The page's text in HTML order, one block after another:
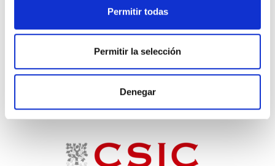
Permitir todas
Permitir la selección
Denegar